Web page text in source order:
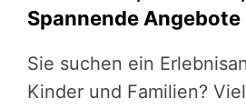
Spannende
Sie suchen ein
Kinder und Familien?